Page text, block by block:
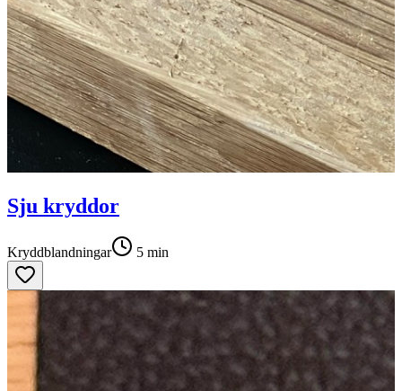
Sju kryddor
Kryddblandningar 5 min